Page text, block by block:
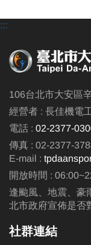
:::
106台北市大安區
經營者 : 長佳機電
電話 : 02-2377-
傳真 : 02-2377-
E-mail :
開放時間 :
逢颱風、地震、豪
北市政府宣佈是否
社群連結